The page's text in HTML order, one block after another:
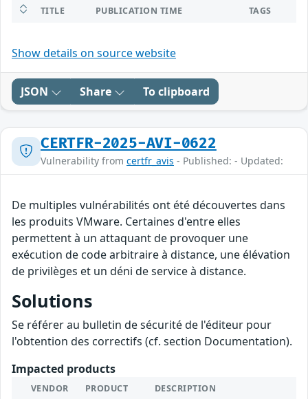
TITLE PUBLICATION TIME TAGS
Show details on source website
JSON Share To clipboard
CERTFR-2025-AVI-0622
Vulnerability from certfr_avis - Published: - Updated:
De multiples vulnérabilités ont été découvertes dans
les produits VMware. Certaines d'entre elles
permettent à un attaquant de provoquer une
exécution de code arbitraire à distance, une élévation
de privilèges et un déni de service à distance.
Solutions
Se référer au bulletin de sécurité de l'éditeur pour
l'obtention des correctifs (cf. section Documentation).
Impacted products
VENDOR PRODUCT DESCRIPTION